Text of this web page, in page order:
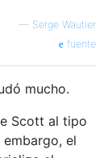
()
— Serge Wautier
fuente
mucho.
Scott al tipo
el